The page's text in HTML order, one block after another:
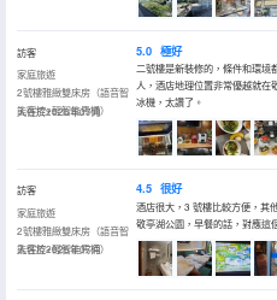
訪客
家庭旅遊
2號樓雅緻雙床房（語音智
能客控+輕智能馬桶）
入住於2026年07月
5.0 極好
二號樓是新裝修的，條件和環境
人，酒店地理位置非常優越就在
冰機，太讚了。
訪客
家庭旅遊
2號樓雅緻雙床房（語音智
能客控+輕智能馬桶）
入住於2026年07月
4.5 很好
酒店很大，3 號樓比較方便，其
敬亭湖公園，早餐的話，對應這